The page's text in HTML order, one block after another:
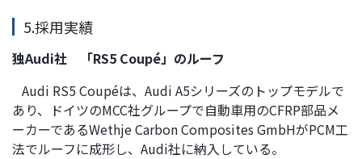
5.採用実績
独Audi社 「RS5 Coupé」のルーフ
Audi RS5 Coupéは、Audi A5シリーズのトップモデルで
あり、ドイツのMCC社グループで自動車用のCFRP部品メ
ーカーであるWethje Carbon Composites GmbHがPCM工
法でルーフに成形し、Audi社に納入している。